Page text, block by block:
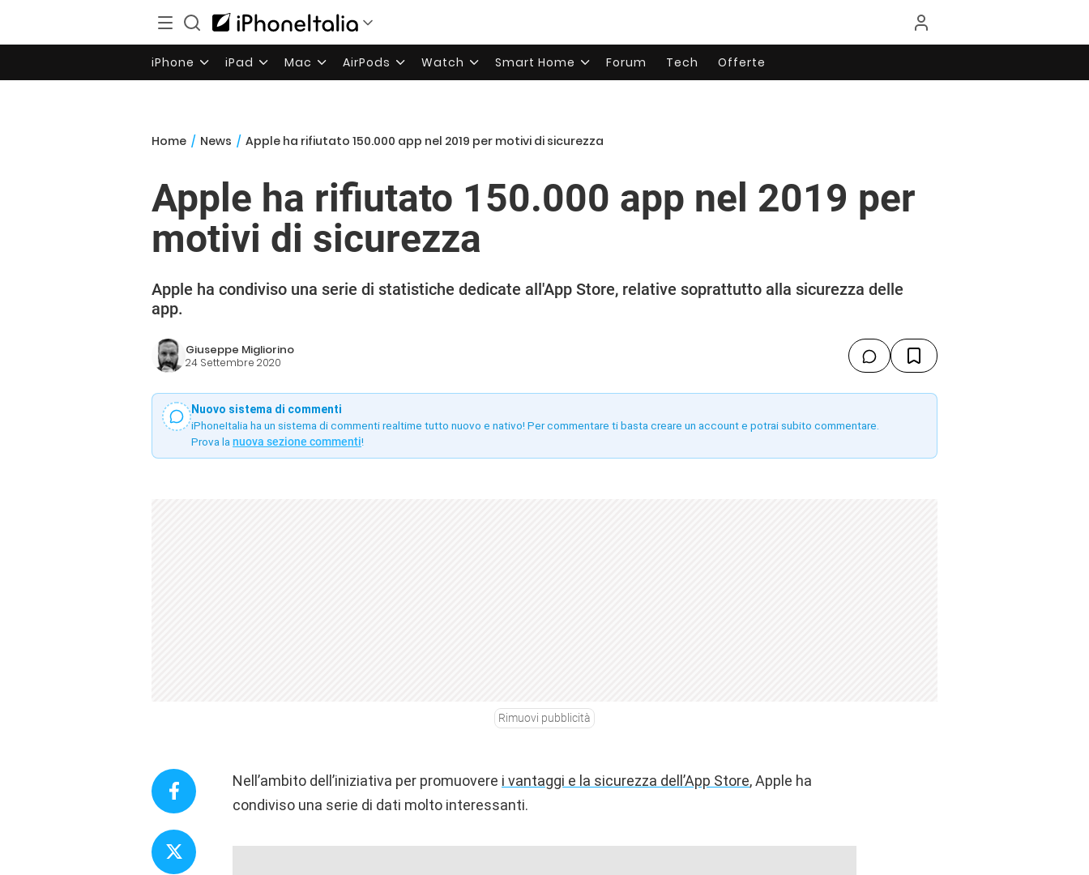
iPhone iPad Mac AirPods Watch Smart Home Forum Tech Offerte
Home / News / Apple ha rifiutato 150.000 app nel 2019 per motivi di sicurezza
Apple ha rifiutato 150.000 app nel 2019 per
motivi di sicurezza
Apple ha condiviso una serie di statistiche dedicate all'App Store, relative soprattutto alla sicurezza delle
app.
Giuseppe Migliorino
24 Settembre 2020
Nuovo sistema di commenti
iPhoneItalia ha un sistema di commenti realtime tutto nuovo e nativo! Per commentare ti basta creare un account e potrai subito commentare.
Prova la nuova sezione commenti!
Rimuovi pubblicità
Nell’ambito dell’iniziativa per promuovere i vantaggi e la sicurezza dell’App Store, Apple ha
condiviso una serie di dati molto interessanti.